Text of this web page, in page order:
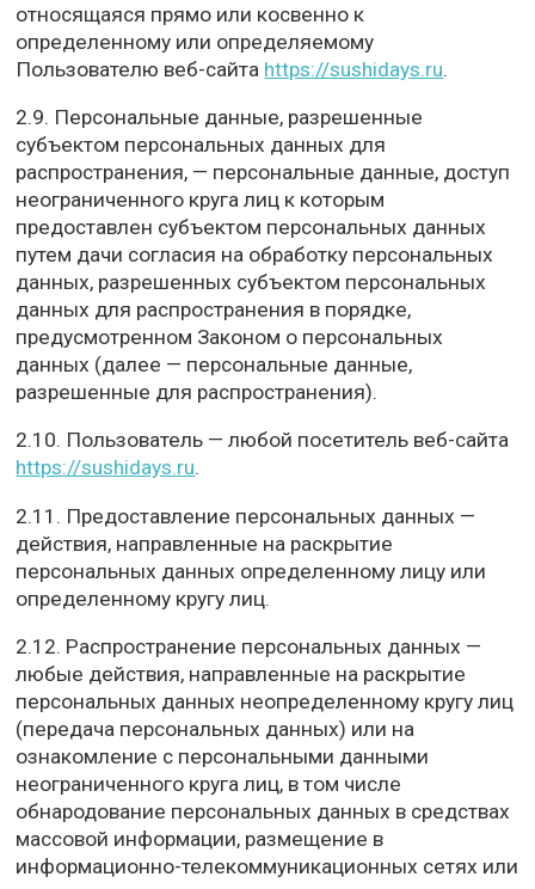
относящаяся прямо или косвенно к
определенному или определяемому
Пользователю веб-сайта https://sushidays.ru.
2.9. Персональные данные, разрешенные
субъектом персональных данных для
распространения, — персональные данные, доступ
неограниченного круга лиц к которым
предоставлен субъектом персональных данных
путем дачи согласия на обработку персональных
данных, разрешенных субъектом персональных
данных для распространения в порядке,
предусмотренном Законом о персональных
данных (далее — персональные данные,
разрешенные для распространения).
2.10. Пользователь — любой посетитель веб-сайта
https://sushidays.ru.
2.11. Предоставление персональных данных —
действия, направленные на раскрытие
персональных данных определенному лицу или
определенному кругу лиц.
2.12. Распространение персональных данных —
любые действия, направленные на раскрытие
персональных данных неопределенному кругу лиц
(передача персональных данных) или на
ознакомление с персональными данными
неограниченного круга лиц, в том числе
обнародование персональных данных в средствах
массовой информации, размещение в
информационно-телекоммуникационных сетях или